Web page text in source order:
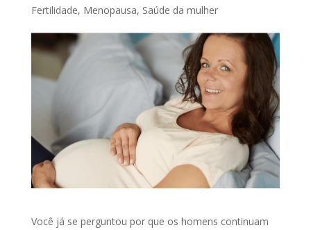
Fertilidade, Menopausa, Saúde da mulher
Você já se perguntou por que os homens continuam